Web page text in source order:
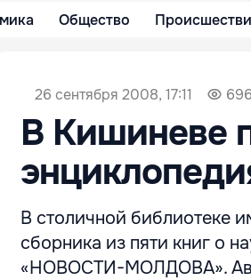
Общество
26 сентября 2008, 17:11 696
В Кишиневе
В столичной библиотеке
сборника из пяти книг о
«НОВОСТИ-МОЛДОВА».